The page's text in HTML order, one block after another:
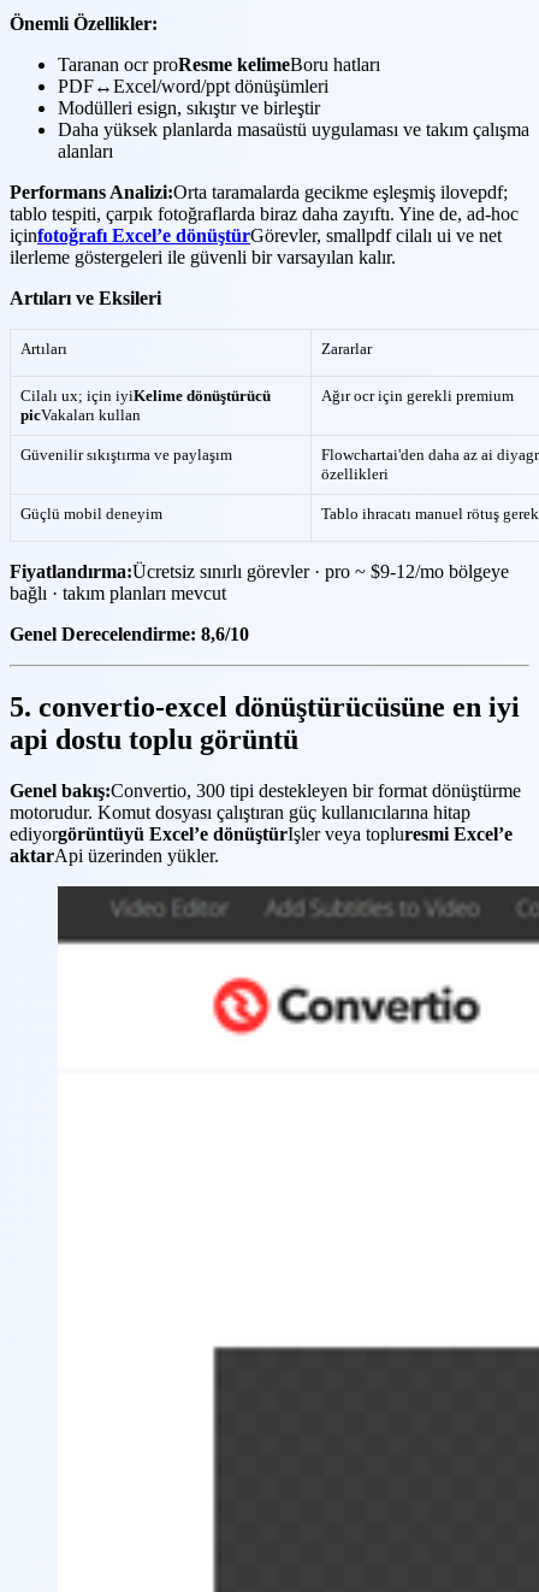
Önemli Özellikler:
Taranan ocr proResme kelimeBoru hatları
PDF↔Excel/word/ppt dönüşümleri
Modülleri esign, sıkıştır ve birleştir
Daha yüksek planlarda masaüstü uygulaması ve takım çalışma
alanları
Performans Analizi:Orta taramalarda gecikme eşleşmiş ilovepdf;
tablo tespiti, çarpık fotoğraflarda biraz daha zayıftı. Yine de, ad-hoc
içinfotoğrafı Excel’e dönüştürGörevler, smallpdf cilalı ui ve net
ilerleme göstergeleri ile güvenli bir varsayılan kalır.
Artıları ve Eksileri
Artıları Zararlar
Cilalı ux; için iyiKelime dönüştürücü
picVakaları kullan
Ağır ocr için gerekli premium
Güvenilir sıkıştırma ve paylaşım
Flowchartai'den daha az ai
özellikleri
Güçlü mobil deneyim Tablo ihracatı manuel rötuş
Fiyatlandırma:Ücretsiz sınırlı görevler · pro ~ $9-12/mo bölgeye
bağlı · takım planları mevcut
Genel Derecelendirme: 8,6/10
5. convertio-excel dönüştürücüsüne en iyi
api dostu toplu görüntü
Genel bakış:Convertio, 300 tipi destekleyen bir format dönüştürme
motorudur. Komut dosyası çalıştıran güç kullanıcılarına hitap
ediyorgörüntüyü Excel’e dönüştürIşler veya topluresmi Excel’e
aktarApi üzerinden yükler.